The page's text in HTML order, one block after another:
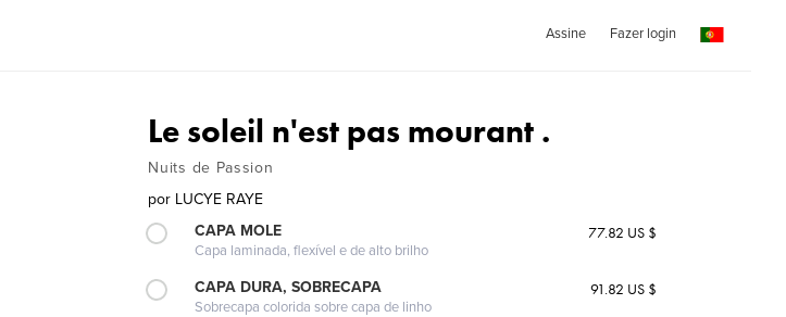
Assine Fazer login
Le soleil n'est pas mourant .
Nuits de Passion
por LUCYE RAYE
CAPA MOLE
Capa laminada, flexível e de alto brilho
77.82 US $
CAPA DURA, SOBRECAPA
Sobrecapa colorida sobre capa de linho
91.82 US $